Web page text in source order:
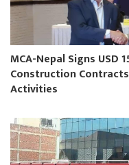
MCA-Nepal Signs USD
Construction
Activities